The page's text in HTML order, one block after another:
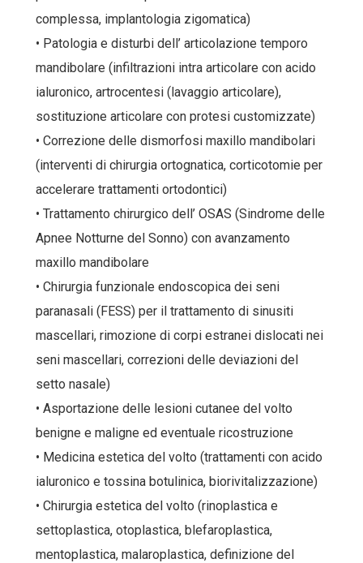
complessa, implantologia zigomatica)
• Patologia e disturbi dell’ articolazione temporo
mandibolare (infiltrazioni intra articolare con acido
ialuronico, artrocentesi (lavaggio articolare),
sostituzione articolare con protesi customizzate)
• Correzione delle dismorfosi maxillo mandibolari
(interventi di chirurgia ortognatica, corticotomie per
accelerare trattamenti ortodontici)
• Trattamento chirurgico dell’ OSAS (Sindrome delle
Apnee Notturne del Sonno) con avanzamento
maxillo mandibolare
• Chirurgia funzionale endoscopica dei seni
paranasali (FESS) per il trattamento di sinusiti
mascellari, rimozione di corpi estranei dislocati nei
seni mascellari, correzioni delle deviazioni del
setto nasale)
• Asportazione delle lesioni cutanee del volto
benigne e maligne ed eventuale ricostruzione
• Medicina estetica del volto (trattamenti con acido
ialuronico e tossina botulinica, biorivitalizzazione)
• Chirurgia estetica del volto (rinoplastica e
settoplastica, otoplastica, blefaroplastica,
mentoplastica, malaroplastica, definizione del